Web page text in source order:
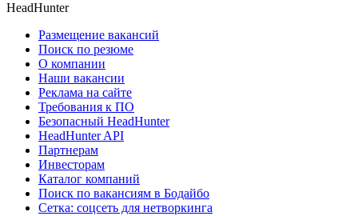
HeadHunter
Размещение вакансий
Поиск по резюме
О компании
Наши вакансии
Реклама на сайте
Требования к ПО
Безопасный HeadHunter
HeadHunter API
Партнерам
Инвесторам
Каталог компаний
Поиск по вакансиям в Бодайбо
Сетка: соцсеть для нетворкинга